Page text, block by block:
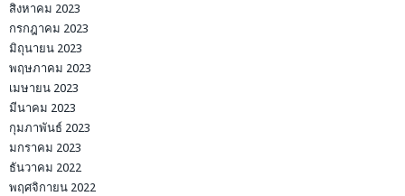
สิงหาคม 2023
กรกฎาคม 2023
มิถุนายน 2023
พฤษภาคม 2023
เมษายน 2023
มีนาคม 2023
กุมภาพันธ์ 2023
มกราคม 2023
ธันวาคม 2022
พฤศจิกายน 2022